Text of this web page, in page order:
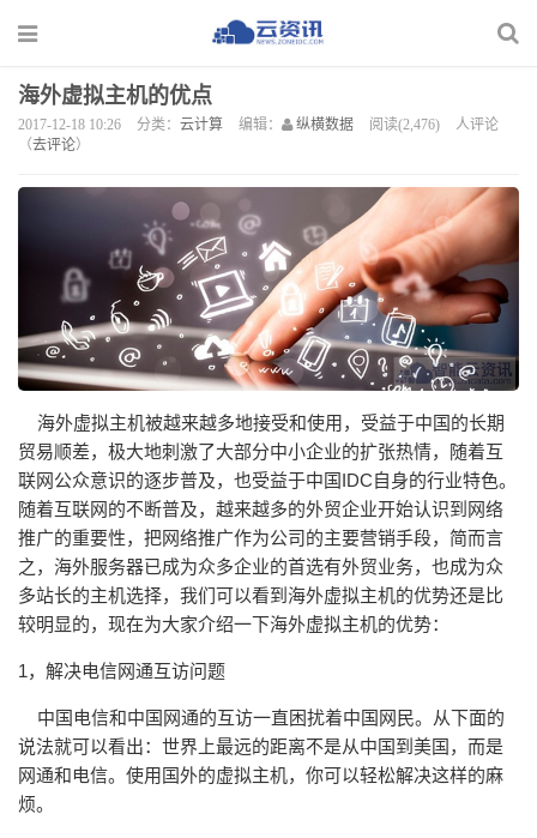
海外虚拟主机的优点
2017-12-18 10:26 分类： 云计算 编辑： 纵横数据 阅读(2,476)
人评论
（去评论）
海外虚拟主机被越来越多地接受和使用，受益于中国的长期
贸易顺差，极大地刺激了大部分中小企业的扩张热情，随着互
联网公众意识的逐步普及，也受益于中国IDC自身的行业特色。
随着互联网的不断普及，越来越多的外贸企业开始认识到网络
推广的重要性，把网络推广作为公司的主要营销手段，简而言
之，海外服务器已成为众多企业的首选有外贸业务，也成为众
多站长的主机选择，我们可以看到海外虚拟主机的优势还是比
较明显的，现在为大家介绍一下海外虚拟主机的优势：
1，解决电信网通互访问题
中国电信和中国网通的互访一直困扰着中国网民。从下面的
说法就可以看出：世界上最远的距离不是从中国到美国，而是
网通和电信。使用国外的虚拟主机，你可以轻松解决这样的麻
烦。